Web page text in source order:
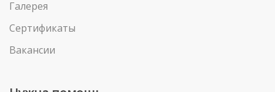
Галерея
Сертификаты
Вакансии